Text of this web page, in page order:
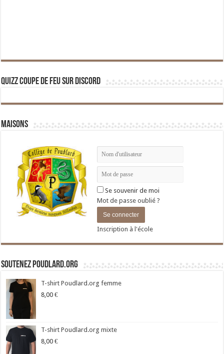
Quizz Coupe de Feu sur Discord
Maisons
Se souvenir de moi
Mot de passe oublié ?
Inscription à l'école
Soutenez Poudlard.org
T-shirt Poudlard.org femme
8,00 €
T-shirt Poudlard.org mixte
8,00 €